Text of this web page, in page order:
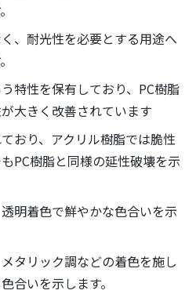
、耐光性を必要とする用途へ
特性を保有しており、PC樹脂
大きく改善されています
おり、アクリル樹脂では脆性
PC樹脂と同様の延性破壊を示
明着色で鮮やかな色合いを示
タリック調などの着色を施し
合いを示します。